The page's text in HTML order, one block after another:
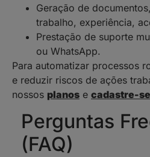
Geração de
trabalho, experiência,
Prestação de suporte
ou WhatsApp.
Para automatizar processos
e reduzir riscos de ações
nossos planos e cadastre-
Perguntas
(FAQ)